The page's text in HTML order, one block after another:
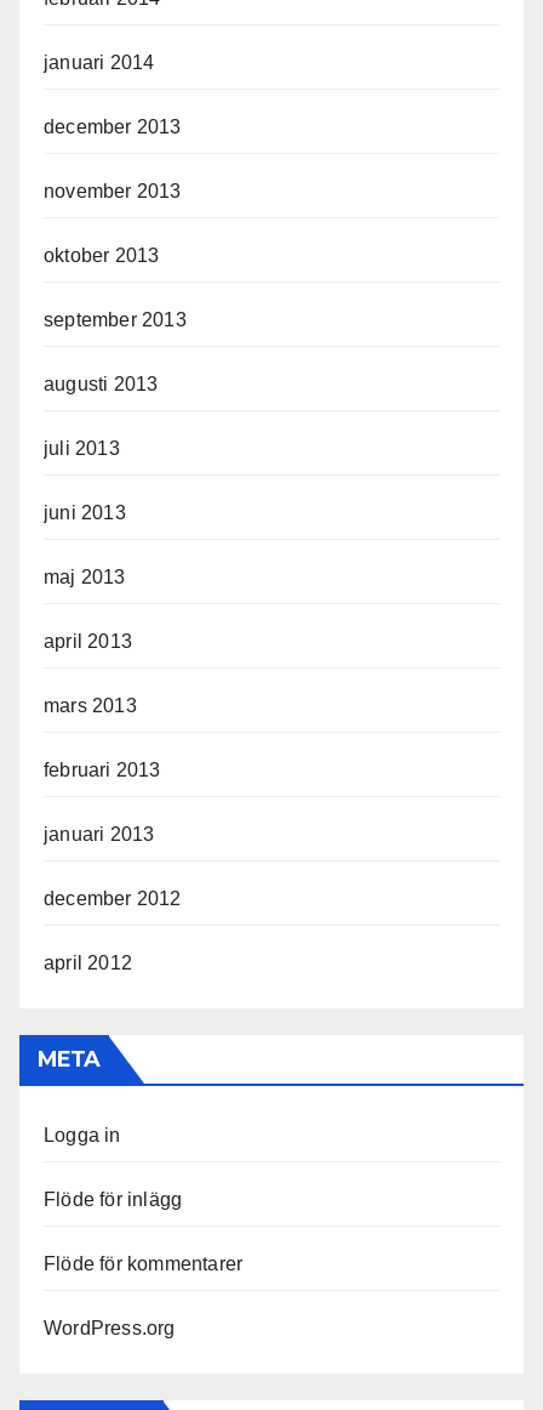
januari 2014
december 2013
november 2013
oktober 2013
september 2013
augusti 2013
juli 2013
juni 2013
maj 2013
april 2013
mars 2013
februari 2013
januari 2013
december 2012
april 2012
META
Logga in
Flöde för inlägg
Flöde för kommentarer
WordPress.org